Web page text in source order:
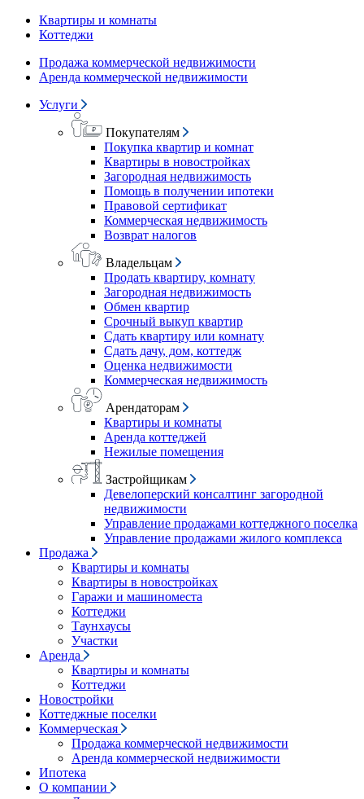
Квартиры и комнаты
Коттеджи
Продажа коммерческой недвижимости
Аренда коммерческой недвижимости
Услуги
Покупателям
Покупка квартир и комнат
Квартиры в новостройках
Загородная недвижимость
Помощь в получении ипотеки
Правовой сертификат
Коммерческая недвижимость
Возврат налогов
Владельцам
Продать квартиру, комнату
Загородная недвижимость
Обмен квартир
Срочный выкуп квартир
Сдать квартиру или комнату
Сдать дачу, дом, коттедж
Оценка недвижимости
Коммерческая недвижимость
Арендаторам
Квартиры и комнаты
Аренда коттеджей
Нежилые помещения
Застройщикам
Девелоперский консалтинг загородной
недвижимости
Управление продажами коттеджного поселка
Управление продажами жилого комплекса
Продажа
Квартиры и комнаты
Квартиры в новостройках
Гаражи и машиноместа
Коттеджи
Таунхаусы
Участки
Аренда
Квартиры и комнаты
Коттеджи
Новостройки
Коттеджные поселки
Коммерческая
Продажа коммерческой недвижимости
Аренда коммерческой недвижимости
Ипотека
О компании